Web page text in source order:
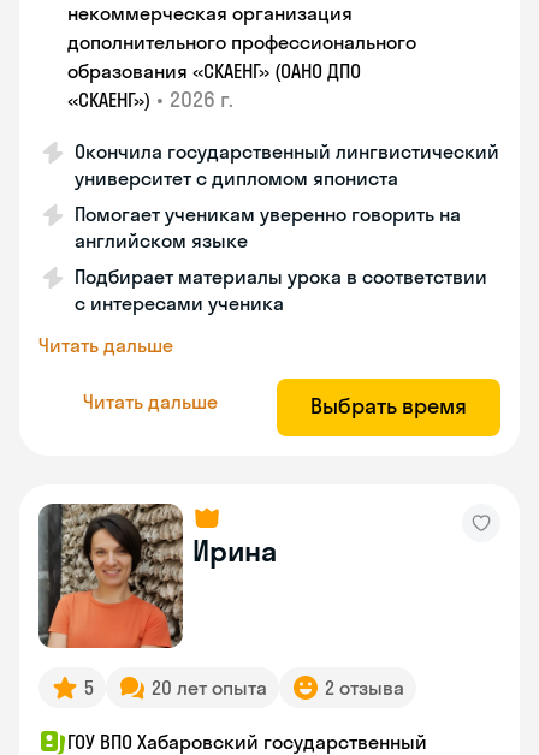
некоммерческая организация
дополнительного профессионального
образования «СКАЕНГ» (ОАНО ДПО
«СКАЕНГ») • 2026 г.
Окончила государственный лингвистический
университет с дипломом япониста
Помогает ученикам уверенно говорить на
английском языке
Подбирает материалы урока в соответствии
с интересами ученика
Читать дальше
Читать дальше Выбрать время
Ирина
5 20 лет опыта 2 отзыва
ГОУ ВПО Хабаровский государственный